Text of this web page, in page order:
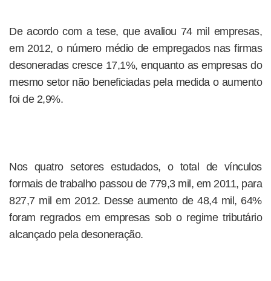
De acordo com a tese, que avaliou 74 mil empresas,
em 2012, o número médio de empregados nas firmas
desoneradas cresce 17,1%, enquanto as empresas do
mesmo setor não beneficiadas pela medida o aumento
foi de 2,9%.
Nos quatro setores estudados, o total de vínculos
formais de trabalho passou de 779,3 mil, em 2011, para
827,7 mil em 2012. Desse aumento de 48,4 mil, 64%
foram regrados em empresas sob o regime tributário
alcançado pela desoneração.